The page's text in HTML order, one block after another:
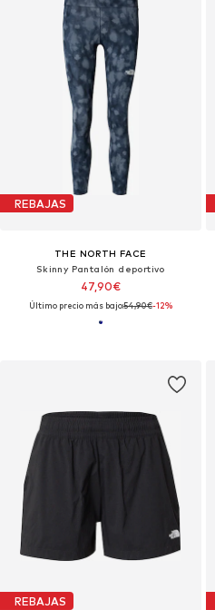
REBAJAS
THE NORTH FACE
Skinny Pantalón deportivo
47,90€
Último precio más bajo:54,90€-12%
REBAJAS